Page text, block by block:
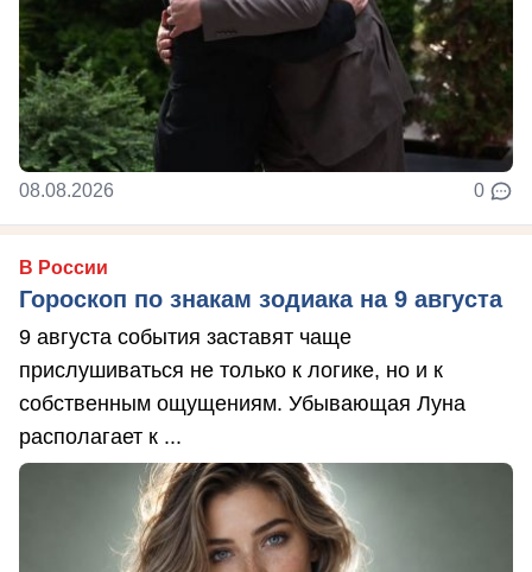
08.08.2026 0
В России
Гороскоп по знакам зодиака на 9 августа
9 августа события заставят чаще
прислушиваться не только к логике, но и к
собственным ощущениям. Убывающая Луна
располагает к ...